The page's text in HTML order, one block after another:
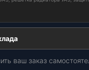
ваш заказ